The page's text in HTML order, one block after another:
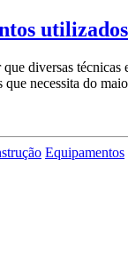
diversas
necessita do
Equipamentos